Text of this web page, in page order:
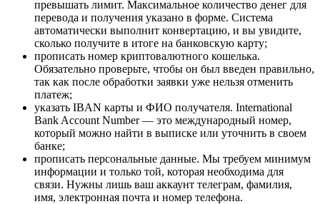
превышать лимит. Максимальное количество денег для
перевода и получения указано в форме. Система
автоматически выполнит конвертацию, и вы увидите,
сколько получите в итоге на банковскую карту;
прописать номер криптовалютного кошелька.
Обязательно проверьте, чтобы он был введен правильно,
так как после обработки заявки уже нельзя отменить
платеж;
указать IBAN карты и ФИО получателя. International
Bank Account Number — это международный номер,
который можно найти в выписке или уточнить в своем
банке;
прописать персональные данные. Мы требуем минимум
информации и только той, которая необходима для
связи. Нужны лишь ваш аккаунт телеграм, фамилия,
имя, электронная почта и номер телефона.